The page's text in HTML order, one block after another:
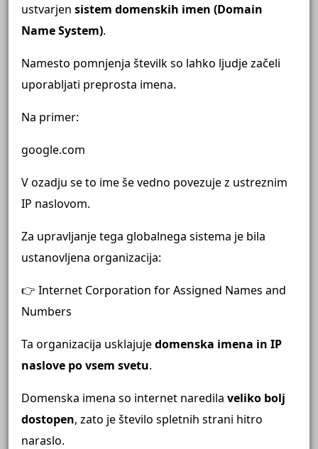
ustvarjen sistem domenskih imen (Domain
Name System).
Namesto pomnjenja številk so lahko ljudje začeli
uporabljati preprosta imena.
Na primer:
google.com
V ozadju se to ime še vedno povezuje z ustreznim
IP naslovom.
Za upravljanje tega globalnega sistema je bila
ustanovljena organizacija:
👉 Internet Corporation for Assigned Names and
Numbers
Ta organizacija usklajujedomenska imena in IP
naslove po vsem svetu.
Domenska imena so internet naredila veliko bolj
dostopen, zato je število spletnih strani hitro
naraslo.